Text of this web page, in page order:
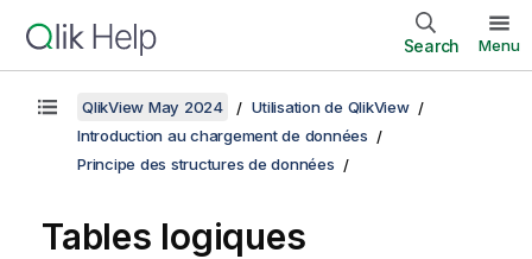
Search Menu
QlikView May 2024
Utilisation de QlikView
Introduction au chargement de données
Principe des structures de données
Tables logiques